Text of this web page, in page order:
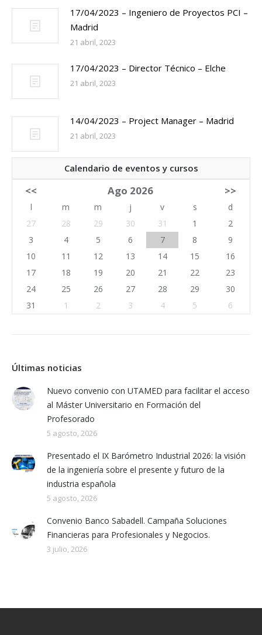
17/04/2023 – Ingeniero de Proyectos PCI –
Madrid
21 abril, 2023
17/04/2023 – Director Técnico – Elche
21 abril, 2023
14/04/2023 – Project Manager – Madrid
21 abril, 2023
Calendario de eventos y cursos
<< Ago 2026 >>
l m m j v s
d
27
28 29 30 31 1
2
3
4 5 6 7 8
9
10
11 12 13 14 15
16
17
18 19 20 21 22
23
24
25 26 27 28 29
30
31
1 2 3 4 5 6
Últimas noticias
Nuevo convenio con UTAMED para facilitar el acceso
al Máster Universitario en Formación del
Profesorado
5 agosto, 2026
Presentado el IX Barómetro Industrial 2026: la visión
de la ingeniería sobre el presente y futuro de la
industria española
5 agosto, 2026
Convenio Banco Sabadell. Campaña Soluciones
Financieras para Profesionales y Negocios.
3 julio, 2026